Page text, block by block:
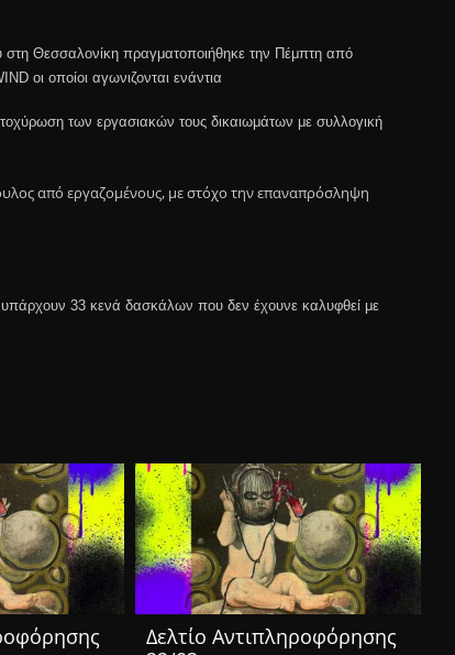
Θεσσαλονίκη πραγματοποιήθηκε την Πέμπτη από
οι οποίοι αγωνιζονται ενάντια
των εργασιακών τους δικαιωμάτων με συλλογική
από εργαζομένους, με στόχο την επαναπρόσληψη
33 κενά δασκάλων που δεν έχουνε καλυφθεί με
Δελτίο Αντιπληροφόρησης